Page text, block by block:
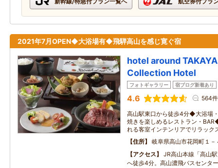
2021年7月OPEN◆大浴場有◆飛騨高山を感じ寛ぐ宿
hotel around
Collection Hotel
フォトギャラリー 宿ブログ新着あり
4.6 564件
高山駅東口から徒歩4分◆大浴場
焼きを楽しめるレストラン・
れる客室インテンリアでリラック
住所
岐阜県高山市花岡町１－
アクセス
JR高山本線「高山
へ徒歩4分。高山濃飛バスセンタ